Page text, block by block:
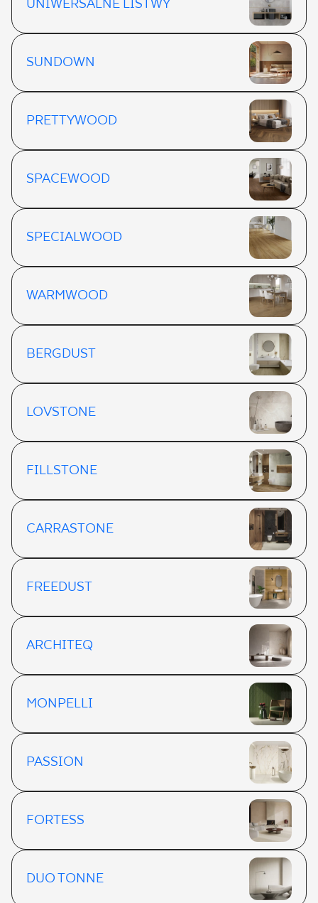
UNIWERSALNE LISTWY
SUNDOWN
PRETTYWOOD
SPACEWOOD
SPECIALWOOD
WARMWOOD
BERGDUST
LOVSTONE
FILLSTONE
CARRASTONE
FREEDUST
ARCHITEQ
MONPELLI
PASSION
FORTESS
DUO TONNE